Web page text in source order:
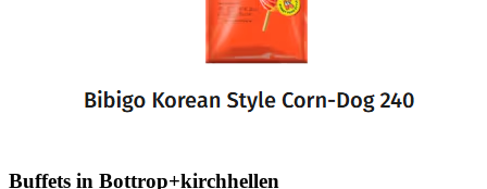
Buffets in Bottrop+kirchhellen